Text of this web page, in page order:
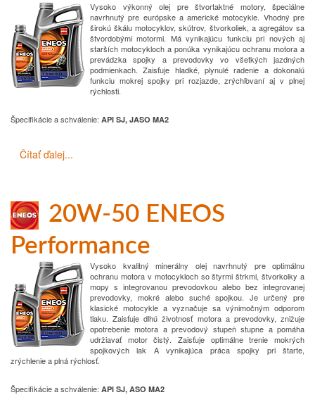
Vysoko výkonný olej pre štvortaktné motory, špeciálne
navrhnutý pre európske a americké motocykle. Vhodný pre
širokú škálu motocyklov, skútrov, štvorkoliek, a agregátov sa
štvordobými motormi. Má vynikajúcu funkciu pri nových aj
starších motocykloch a ponúka vynikajúcu ochranu motora a
prevádzka spojky a prevodovky vo všetkých jazdných
podmienkach. Zaisťuje hladké, plynulé radenie a dokonalú
funkciu mokrej spojky pri rozjazde, zrýchľovaní aj v plnej
rýchlosti.
Špecifikácie a schválenie: API SJ, JASO MA2
Čítať ďalej...
20W-50 ENEOS
Performance
Vysoko kvalitný minerálny olej navrhnutý pre optimálnu
ochranu motora v motocykloch so štyrmi štrkmi, štvorkolky a
mopy s integrovanou prevodovkou alebo bez integrovanej
prevodovky, mokré alebo suché spojkou. Je určený pre
klasické motocykle a vyznačuje sa výnimočným odporom
tlaku. Zaisťuje dlhú životnosť motora a prevodovky, znižuje
opotrebenie motora a prevodový stupeň stupne a pomáha
udržiavať motor čistý.
Zaisťuje optimálne trenie mokrých
spojkových lak
A vynikajúca práca spojky pri štarte,
zrýchlenie a plná rýchlosť.
Špecifikácie a schválenie: API SJ, ASO MA2